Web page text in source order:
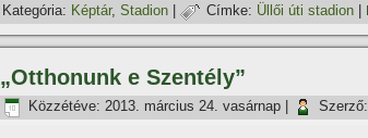
Kategória: Képtár, Stadion Címke: Üllői úti stadion
„Otthonunk e Szentély”
Közzétéve: 2013. március 24. vasárnap Szerző: